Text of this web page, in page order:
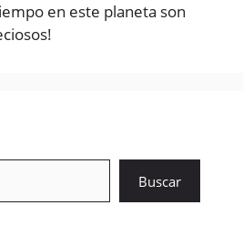
en este planeta son
Buscar